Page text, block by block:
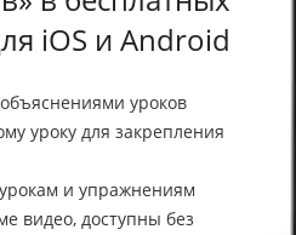
iOS и Android
уроков
уроку для закрепления
и упражнениям
видео, доступны без